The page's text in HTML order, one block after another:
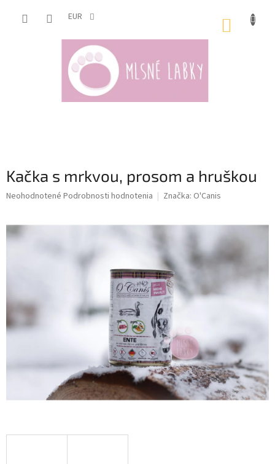
EUR
Kačka s mrkvou, prosom a hruškou
Priemerné
0,0
Neohodnotené Podrobnosti hodnotenia Značka: O'Canis